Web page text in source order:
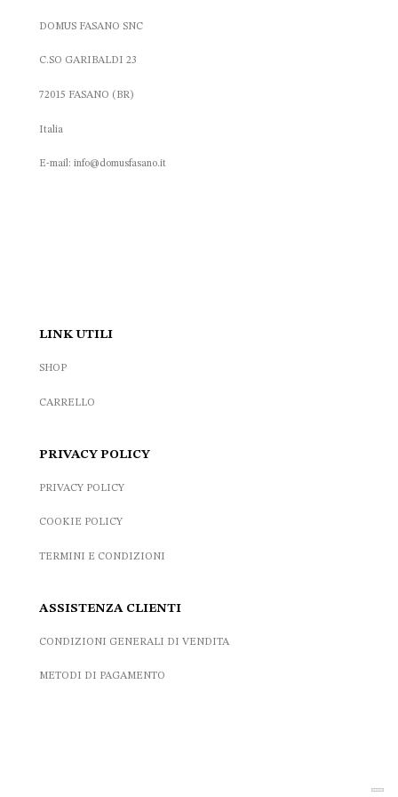
DOMUS FASANO SNC
C.SO GARIBALDI 23
72015 FASANO (BR)
Italia
E-mail: info@domusfasano.it
LINK UTILI
SHOP
CARRELLO
PRIVACY POLICY
PRIVACY POLICY
COOKIE POLICY
TERMINI E CONDIZIONI
ASSISTENZA CLIENTI
CONDIZIONI GENERALI DI VENDITA
METODI DI PAGAMENTO